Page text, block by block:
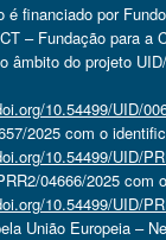
é financiado por
– Fundação para a
âmbito do projeto
10.54499/UID/
2025 com o
10.54499/UID/
04666/2025 com
10.54499/UID/
União Europeia –